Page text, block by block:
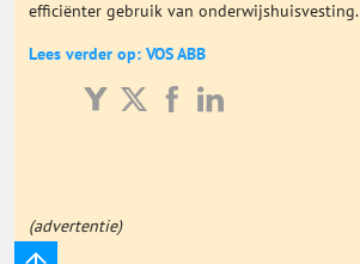
Basisonderwijs
Hoger Onderwijs
MBO
efficiënter gebruik van onderwijshuisvesting.
Lees verder op: VOS ABB
(advertentie)